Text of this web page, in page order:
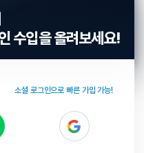
수입을 올려보세요!
소셜 로그인으로 빠른 가입 가능!